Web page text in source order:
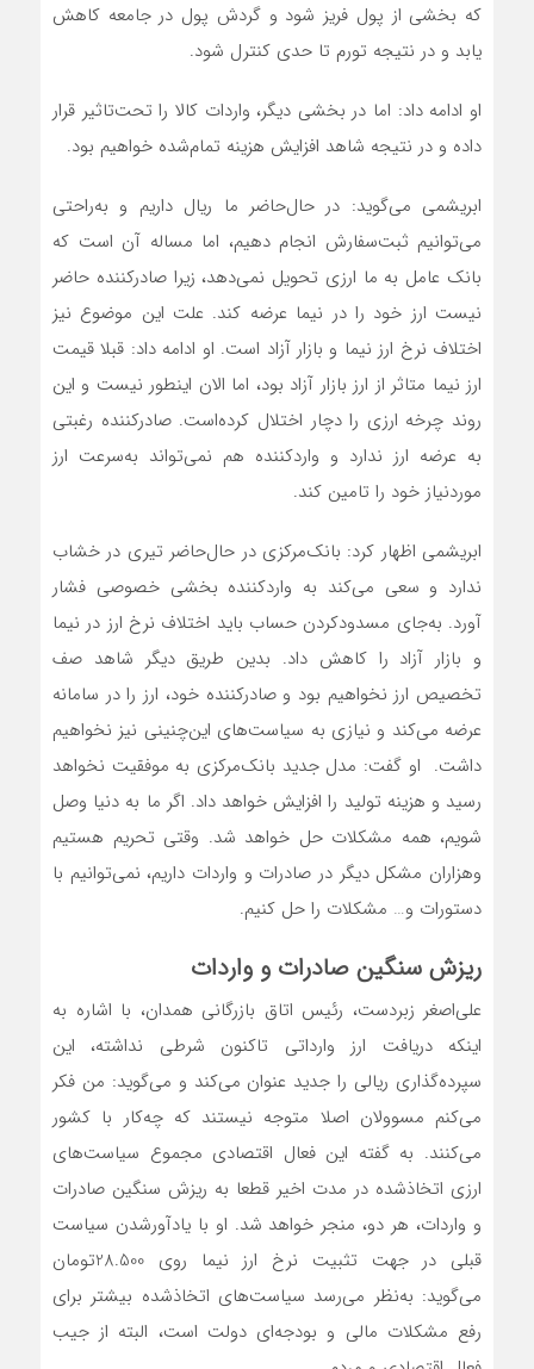
که بخشی از پول فریز شود و گردش پول در جامعه کاهش
یابد و در نتیجه تورم تا حدی کنترل شود.
او ادامه داد: اما در بخشی دیگر، واردات کالا را تحت‌تاثیر قرار
داده و در نتیجه شاهد افزایش هزینه تمام‌شده خواهیم بود.
ابریشمی می‌گوید: در حال‌حاضر ما‌ ریال داریم و به‌راحتی
می‌توانیم ثبت‌سفارش انجام دهیم، اما مساله آن است که
بانک عامل به ما ارزی تحویل نمی‌دهد، زیرا صادرکننده حاضر
نیست ارز خود را در نیما عرضه کند. علت این موضوع نیز
اختلاف نرخ ارز نیما و بازار آزاد است. او ادامه داد: قبلا قیمت
ارز نیما متاثر از ارز بازار آزاد بود، اما الان اینطور نیست و این
روند چرخه ارزی را دچار اختلال کرده‌است. صادرکننده رغبتی
به عرضه ارز ندارد و واردکننده هم نمی‌تواند به‌سرعت ارز
موردنیاز خود را تامین کند.
ابریشمی اظهار کرد: بانک‌مرکزی در حال‌حاضر تیری در خشاب
ندارد و سعی می‌کند به واردکننده بخشی خصوصی فشار
آورد. به‌جای مسدود‌کردن حساب باید اختلاف نرخ ارز در نیما
و بازار آزاد را کاهش داد. بدین طریق دیگر شاهد صف
تخصیص ارز نخواهیم بود و صادرکننده خود، ارز را در سامانه
عرضه می‌کند و نیازی به سیاست‌های این‌چنینی نیز نخواهیم
داشت. او گفت: مدل جدید بانک‌مرکزی به موفقیت نخواهد
رسید ‌و هزینه تولید را افزایش خواهد داد. اگر ما به دنیا وصل
شویم، همه مشکلات حل خواهد شد. وقتی تحریم هستیم
و‌هزاران مشکل دیگر در صادرات و واردات داریم، نمی‌توانیم با
دستورات و… مشکلات را حل کنیم.
ریزش سنگین صادرات و واردات
علی‌‌‌‌‌‌اصغر زبردست، رئیس اتاق بازرگانی همدان، با اشاره به
اینکه دریافت ارز وارداتی تاکنون شرطی نداشته، این
سپرده‌‌‌‌‌‌گذاری ‌ریالی را جدید عنوان می‌کند و می‌گوید: من فکر
می‌کنم مسوولان اصلا متوجه نیستند که چه‌کار با کشور
می‌کنند. به گفته این فعال اقتصادی مجموع سیاست‌های
ارزی اتخاذ‌شده در مدت اخیر قطعا به ریزش سنگین صادرات
و واردات، هر دو، منجر خواهد شد. او با یادآور‌شدن سیاست
قبلی در جهت تثبیت نرخ ارز نیما روی 28.500تومان
می‌گوید: به‌نظر می‌رسد سیاست‌های اتخاذشده بیشتر برای
رفع مشکلات مالی و بودجه‌‌‌‌‌‌ای دولت است، البته از جیب